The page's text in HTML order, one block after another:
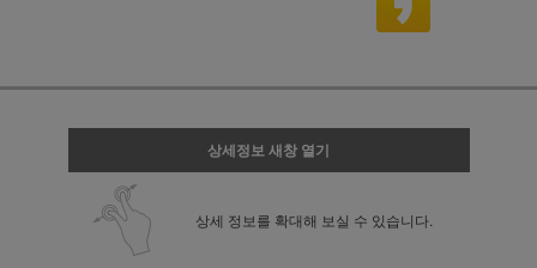
상세정보 새창 열기
상세 정보를 확대해 보실 수 있습니다.